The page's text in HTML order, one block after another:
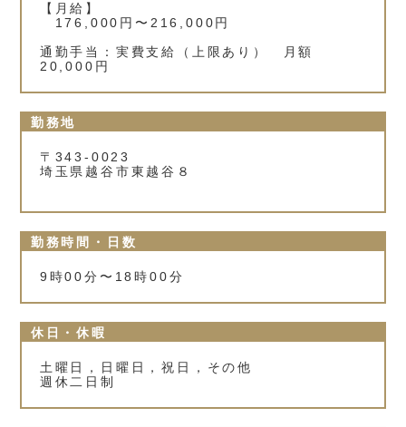
【月給】
176,000円〜216,000円
通勤手当：実費支給（上限あり） 月額
20,000円
勤務地
〒343-0023
埼玉県越谷市東越谷８
勤務時間・日数
9時00分〜18時00分
休日・休暇
土曜日，日曜日，祝日，その他
週休二日制